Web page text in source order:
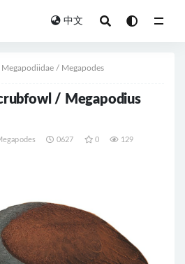
中文
Megapodiidae / Megapodes
/ Megapodius
0627 0 129